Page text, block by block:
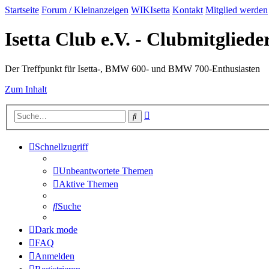
Startseite Forum / Kleinanzeigen WIKIsetta Kontakt Mitglied werden
Isetta Club e.V. -
Der Treffpunkt für Isetta-, BMW 600- und BMW 700-Enthusiasten
Zum Inhalt
Suche
Schnellzugriff
Unbeantwortete Themen
Aktive Themen
Suche
Dark mode
FAQ
Anmelden